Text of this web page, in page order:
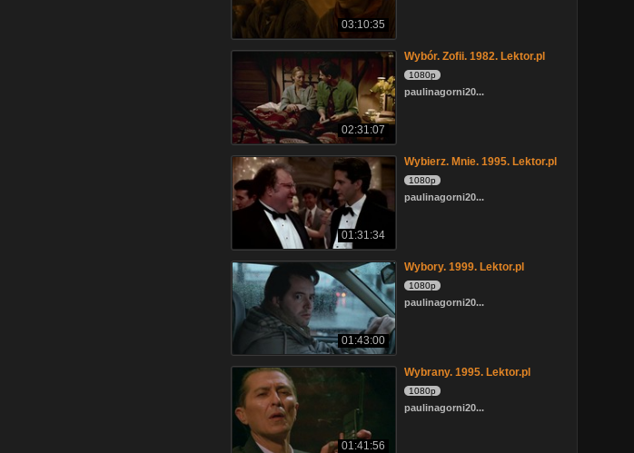
03:10:35
02:31:07
Wybór. Zofii. 1982. Lektor.pl
1080p
paulinagorni20...
01:31:34
Wybierz. Mnie. 1995. Lektor.pl
1080p
paulinagorni20...
01:43:00
Wybory. 1999. Lektor.pl
1080p
paulinagorni20...
01:41:56
Wybrany. 1995. Lektor.pl
1080p
paulinagorni20...